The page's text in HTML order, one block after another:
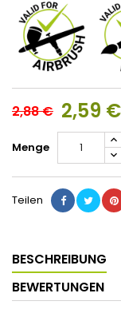
2,88 € 2,59 €
Menge
Teilen
BESCHREIBUNG
BEWERTUNGEN